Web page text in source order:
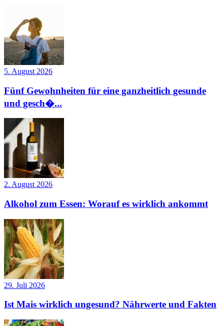
5. August 2026
Fünf Gewohnheiten für eine ganzheitlich gesunde
und gesch�...
2. August 2026
Alkohol zum Essen: Worauf es wirklich ankommt
29. Juli 2026
Ist Mais wirklich ungesund? Nährwerte und Fakten